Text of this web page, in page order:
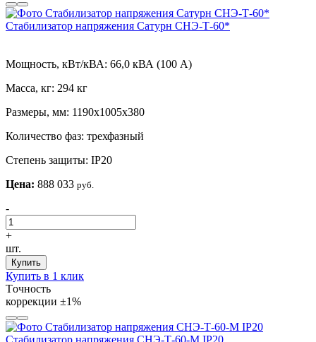
Стабилизатор напряжения Сатурн СНЭ-Т-60*
Мощность, кВт/кВА: 66,0 кВА (100 А)
Масса, кг: 294 кг
Размеры, мм: 1190х1005х380
Количество фаз: трехфазный
Степень защиты: IP20
Цена: 888 033 руб.
-
+
шт.
Купить
Купить в 1 клик
Tочность
коррекции ±1%